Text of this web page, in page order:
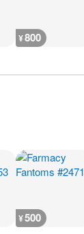
¥800
¥500